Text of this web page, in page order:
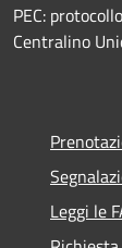
PEC:
Centralino
Leggi le